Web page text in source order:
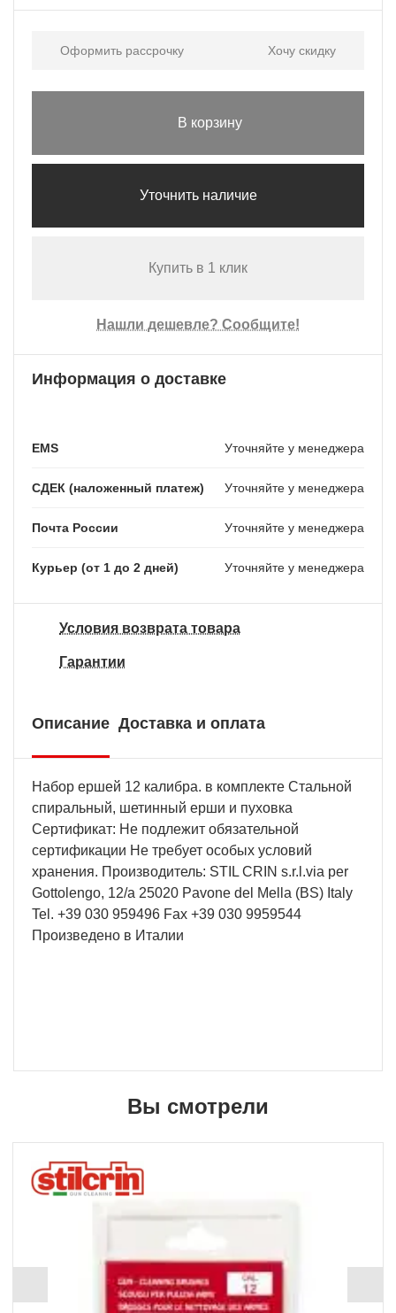
Оформить рассрочку Хочу скидку
В корзину
Уточнить наличие
Купить в 1 клик
Нашли дешевле? Сообщите!
Информация о доставке
EMS Уточняйте у менеджера
СДЕК (наложенный платеж) Уточняйте у менеджера
Почта России Уточняйте у менеджера
Курьер (от 1 до 2 дней) Уточняйте у менеджера
Условия возврата товара
Гарантии
Описание Доставка и оплата
Набор ершей 12 калибра. в комплекте Стальной
спиральный, шетинный ерши и пуховка
Сертификат: Не подлежит обязательной
сертификации Не требует особых условий
хранения. Производитель: STIL CRIN s.r.l.via per
Gottolengo, 12/a 25020 Pavone del Mella (BS) Italy
Tel. +39 030 959496 Fax +39 030 9959544
Произведено в Италии
Вы смотрели